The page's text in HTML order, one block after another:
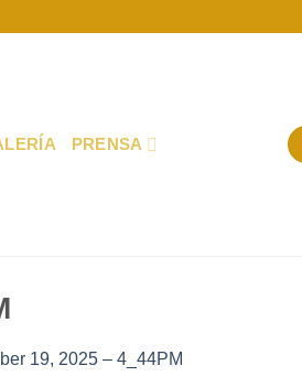
PRENSA
19, 2025 – 4_44PM